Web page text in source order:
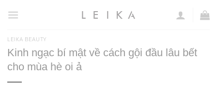
đến
dungLEIKA BEAUTY
Kinh ngạc bí mật về cách gội đầu lâu bết
cho mùa hè oi ả